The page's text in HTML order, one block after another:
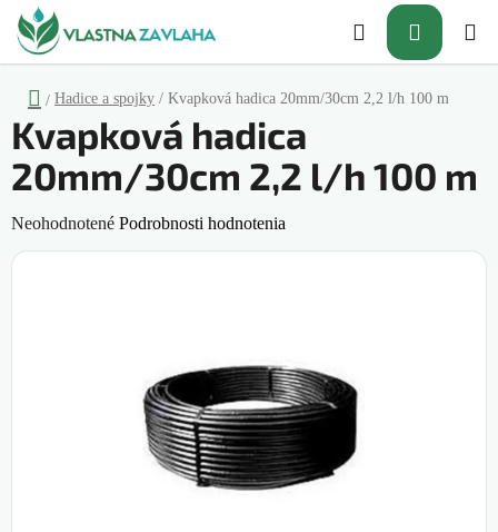
Prejsť
obsah
Hľadať
KOŠÍK
Domov
/ Hadice a spojky / Kvapková hadica 20mm/30cm 2,2 l/h 100 m
Kvapková hadica
20mm/30cm 2,2 l/h 100 m
Priemerné
hodnotenie
Neohodnotené Podrobnosti hodnotenia